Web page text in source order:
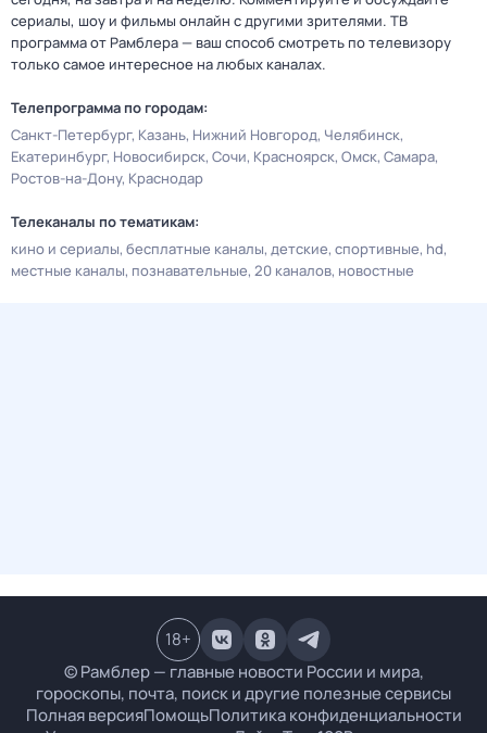
сериалы, шоу и фильмы онлайн с другими зрителями. ТВ
программа от Рамблера — ваш способ смотреть по телевизору
только самое интересное на любых каналах.
Телепрограмма по городам:
Санкт-Петербург Казань Нижний Новгород Челябинск
Екатеринбург Новосибирск Сочи Красноярск Омск Самара
Ростов-на-Дону Краснодар
Телеканалы по тематикам:
кино и сериалы бесплатные каналы детские спортивные hd
местные каналы познавательные 20 каналов новостные
© Рамблер — главные новости России и мира,
гороскопы, почта, поиск и другие полезные сервисы
Полная версияПомощьПолитика конфиденциальности
18+